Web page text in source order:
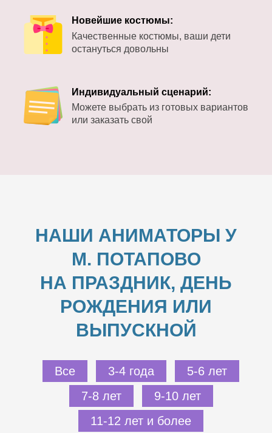
Новейшие костюмы:
Качественные костюмы, ваши дети
остануться довольны
Индивидуальный сценарий:
Можете выбрать из готовых вариантов
или заказать свой
НАШИ АНИМАТОРЫ У
М. ПОТАПОВО
НА ПРАЗДНИК, ДЕНЬ
РОЖДЕНИЯ ИЛИ
ВЫПУСКНОЙ
Все 3-4 года
5-6 лет
7-8 лет
9-10 лет
11-12 лет и более